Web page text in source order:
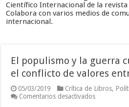
Científico Internacional de la revista
Colabora con varios medios de
internacional.
El populismo y la guerra
el conflicto de valores
05/03/2019 Crítica de Libros,
Comentarios desactivadosen